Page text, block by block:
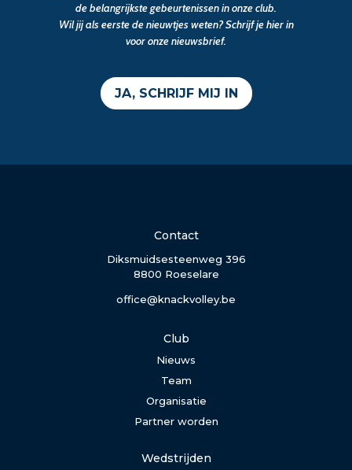
de belangrijkste gebeurtenissen in onze club.
Wil jij als eerste de nieuwtjes weten? Schrijf je hier in
voor onze nieuwsbrief.
JA, SCHRIJF MIJ IN
Contact
Diksmuidsesteenweg 396
8800 Roeselare
office@knackvolley.be
Club
Nieuws
Team
Organisatie
Partner worden
Wedstrijden